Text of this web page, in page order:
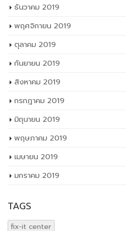
ธันวาคม 2019
พฤศจิกายน 2019
ตุลาคม 2019
กันยายน 2019
สิงหาคม 2019
กรกฎาคม 2019
มิถุนายน 2019
พฤษภาคม 2019
เมษายน 2019
มกราคม 2019
TAGS
fix-it center